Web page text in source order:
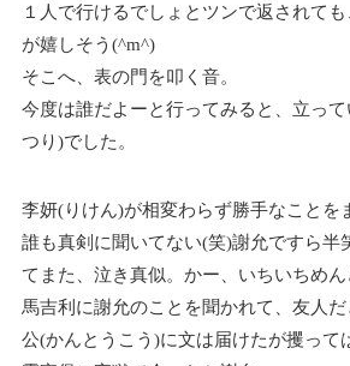
１人で行けるでしょとツンで返されて
が嬉しそう(^m^)
そこへ、表の門を叩く音。
今度は誰だよーと行ってみると、立っ
つり)でした。
李妍(りけん)が相変わらず勝手なことを
誰も真剣に聞いてない(笑)謝允ですら半
てまた、泣き真似。かー、いちいちめん
馬吉利に謝允のことを聞かれて、友人
公(かんとうこう)に文は届けたが攫って